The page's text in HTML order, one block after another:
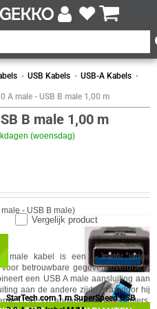
USB Kabels USB-A Kabels
A male - USB B male 1,00 m
B male 1,00 m
(woensdag)
male kabel is een 1 meter lange
betrouwbare gegevensoverdracht
een USB A male aansluiting aan
aan de andere zijde, waardoor hij
USB 3.0 apparaten zoals printers,
30 dagen bedenktermijn!
✓ 60 maanden garantie!
✓ Achteraf betalen!
Vergelijk product
Mannelijk
- USB B male)
StarTech.com 1 m SuperSpeed USB